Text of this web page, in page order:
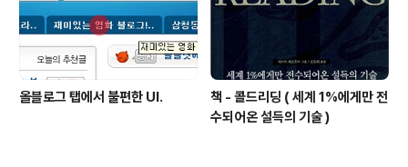
올블로그 탭에서 불편한 UI.
책 - 콜드리딩 ( 세계 1%에게만 전
수되어온 설득의 기술 )